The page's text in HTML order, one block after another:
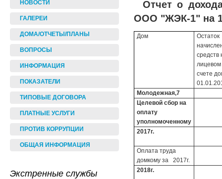
НОВОСТИ
ГАЛЕРЕИ
ДОМА/ОТЧЕТЫ/ПЛАНЫ
ВОПРОСЫ
ИНФОРМАЦИЯ
ПОКАЗАТЕЛИ
ТИПОВЫЕ ДОГОВОРА
ПЛАТНЫЕ УСЛУГИ
ПРОТИВ КОРРУПЦИИ
ОБЩАЯ ИНФОРМАЦИЯ
Экстренные службы
Отчет о
ООО "ЖЭК-1" на
Дом
Остаток
средств
лицевом
счете
Молодежная,7
Целевой сбор на
оплату
уполномоченному
2017г.
Оплата труда
домкому за 2017г.
2018г.